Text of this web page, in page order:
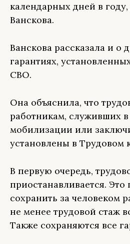
календарных дней в
Ванскова.
Ванскова рассказала и о
гарантиях,
СВО.
Она объяснила, что
работникам, служивших
мобилизации или
установлены в Трудовом
В первую очередь,
приостанавливается. Это
сохранить за человеком
не менее трудовой стаж
Также сохраняются все